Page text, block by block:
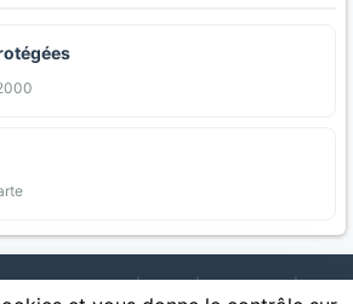
ouvertes | Carte | Communes |